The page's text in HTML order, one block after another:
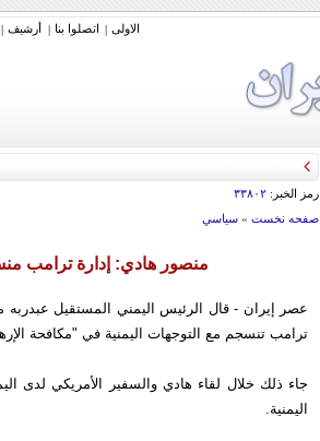
الاولی | اتصلوا بنا | أرشیف |
رمز الخبر: ۳۳۸۰۲
صفحه نخست» سياسي
منصور هادي: إدارة ترامب
عصر إيران - قال الرئيس اليمني المستقيل عبدربه
ترامب تنسجم مع التوجهات اليمنية في "مكافحة
جاء ذلك خلال لقاء هادي والسفير الأمريكي لدى
اليمنية.